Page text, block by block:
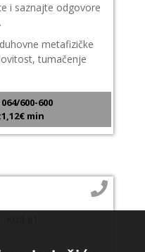
i saznajte odgovore
metafizičke
tumačenje
600-600
min